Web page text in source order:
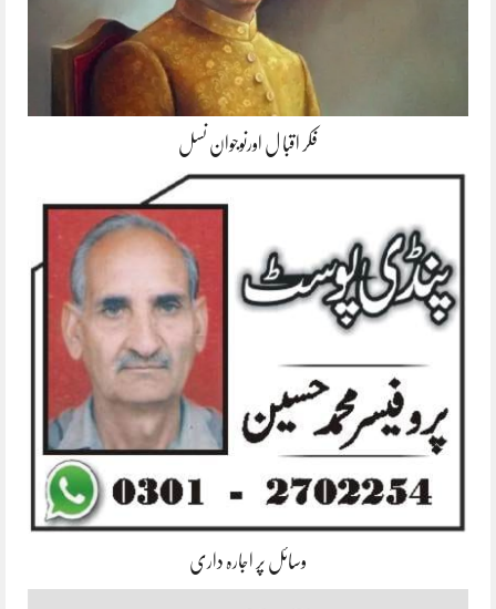
فکر اقبا ل اورنوجوان نسل
وسائل پر اجارہ داری